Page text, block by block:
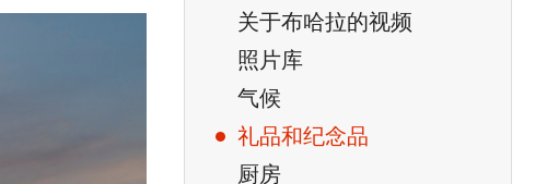
关于布哈拉的视频
照片库
气候
礼品和纪念品
厨房